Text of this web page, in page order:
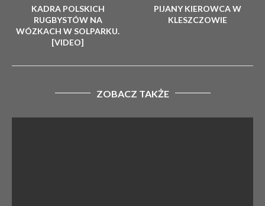
KADRA POLSKICH
RUGBYSTÓW NA
WÓZKACH W SOLPARKU.
[VIDEO]
PIJANY KIEROWCA W
KLESZCZOWIE
ZOBACZ TAKŻE